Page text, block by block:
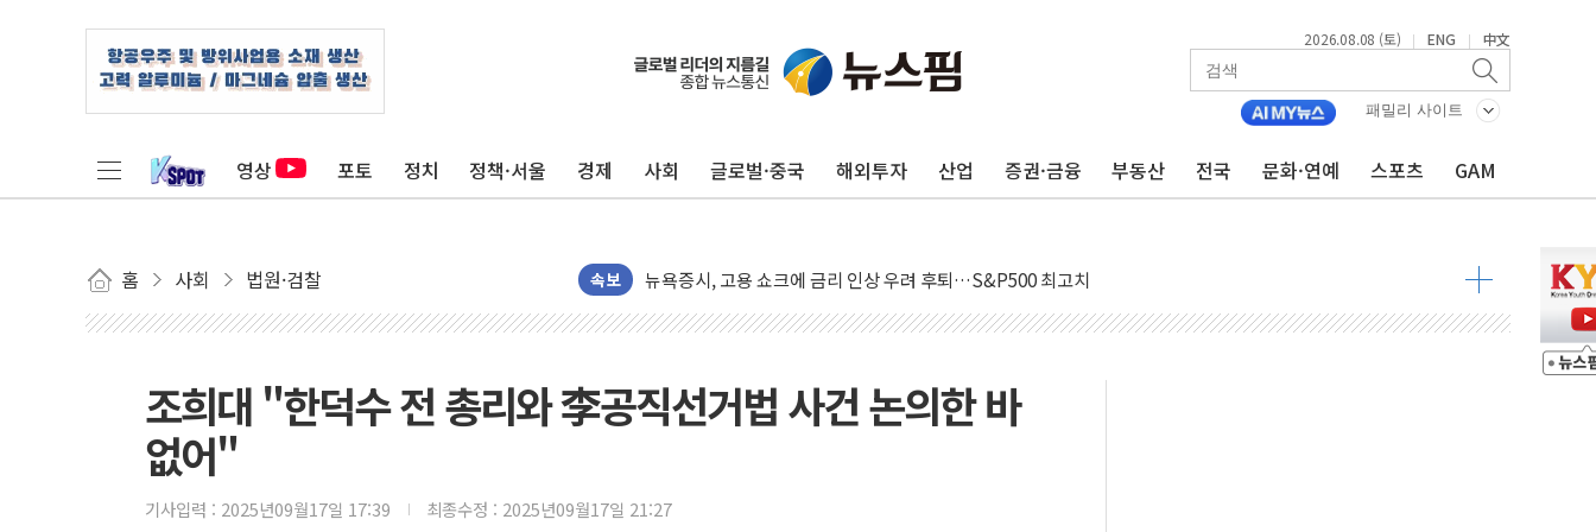
2026.08.08 (토) | ENG | 中文
패밀리 사이트
영상 포토 정치 정책·서울 경제 사회 글로벌·중국 해외투자 산업 증권·금융 부동산 전국 문화·연예 스포츠 GAM
홈 사회 법원·검찰 속보
민주, 오늘 제주·인천 경선 결과 발표...'김민석 재역전 vs 정청래 격차 확대'
한상협, 업계 개인정보 보안 새판 짠다…'자율규제단체' 타진
트럼프, 쿡 연준 이사 해임 재추진…"26일까지 의혹 소명" 요구
유럽증시, 美 고용 예상 밖 부진에 연준 금리 인상 가능성 낮아지며 상승… STOXX 600 지수는 나흘 연속 최고치
[종합] 이슬람 수니파 3국, '공동방위협정' 체결… 이스라엘·이란 위협에 맞설 자체 억지력 강화
트럼프, 백신·자폐증 행정명령 검토…"이르면 다음 주"
조희대 "한덕수 전 총리와 李공직선거법 사건 논의한 바
없어"
기사입력 : 2025년09월17일 17:39 최종수정 : 2025년09월17일 21:27